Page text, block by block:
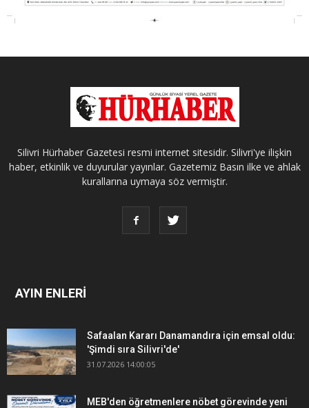
Silivri Hürhaber Gazetesi resmi internet sitesidir. Silivri'ye ilişkin
haber, etkinlik ve duyurular yayınlar. Gazetemiz Basın ilke ve ahlak
kurallarına uymaya söz vermiştir.
AYIN ENLERİ
Safaalan Kararı Danamandıra için emsal oldu:
'Şimdi sıra Silivri'de'
31.07.2026 14:00:05
MEB'den öğretmenlere nöbet görevinde yeni